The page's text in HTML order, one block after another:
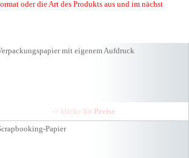
die Art des Produkts aus und im nächsten Schritt erhalt
mit eigenem Aufdruck
-> klicke für Preise
Papier